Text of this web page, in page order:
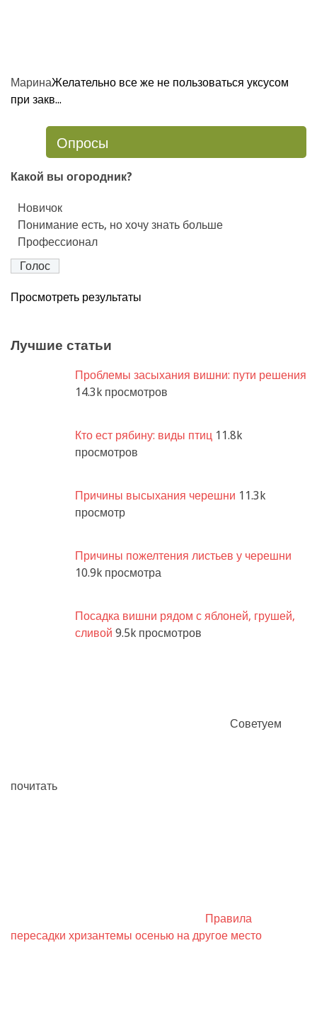
МаринаЖелательно все же не пользоваться уксусом
при закв...
Опросы
Какой вы огородник?
Новичок
Понимание есть, но хочу знать больше
Профессионал
Просмотреть результаты
Лучшие статьи
Проблемы засыхания вишни: пути решения
14.3k просмотров
Кто ест рябину: виды птиц 11.8k
просмотров
Причины высыхания черешни 11.3k
просмотр
Причины пожелтения листьев у черешни
10.9k просмотра
Посадка вишни рядом с яблоней, грушей,
сливой 9.5k просмотров
Советуем
почитать
Правила
пересадки хризантемы осенью на другое место